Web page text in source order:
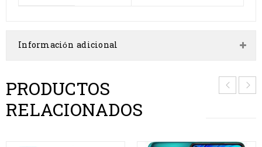
Información adicional
PRODUCTOS
RELACIONADOS